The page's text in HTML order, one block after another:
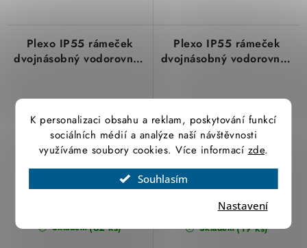
K personalizaci obsahu a reklam, poskytování funkcí
sociálních médií a analýze naší návštěvnosti
využíváme soubory cookies. Více informací zde.
Souhlasím
Nastavení
Plexo IP55 rámeček
dvojnásobný vodorovný i
Skladem(32 ks)
211,08 Kč
Plexo IP55 rámeček
dvojnásobný vodorovný i
Skladem(19 ks)
174,45 Kč bez DPH